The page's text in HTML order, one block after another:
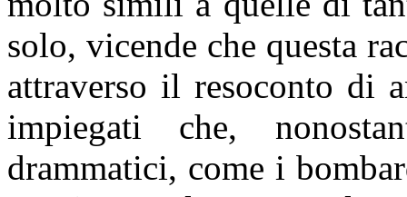
solo, vicende che questa
attraverso il resoconto di
impiegati che,
drammatici, come i